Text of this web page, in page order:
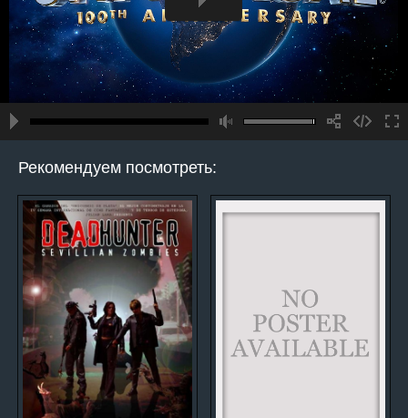
Рекомендуем посмотреть: